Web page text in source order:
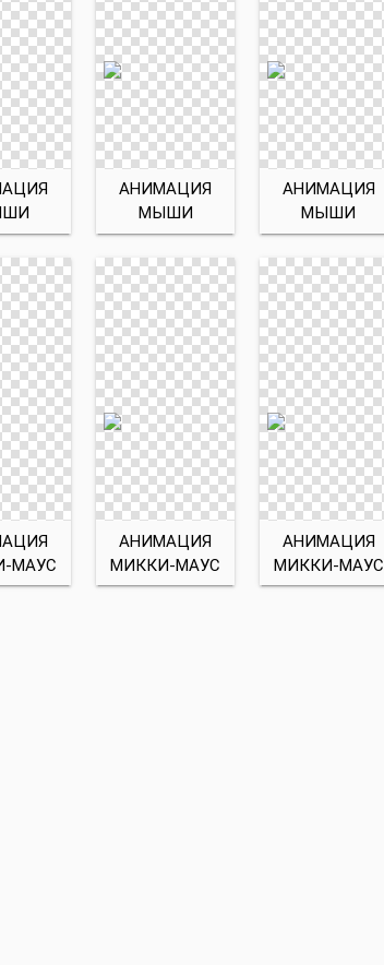
АНИМАЦИЯ
МЫШИ
АНИМАЦИЯ
МЫШИ
МАУС
АНИМАЦИЯ
МИККИ-МАУС
АНИМАЦИЯ
МИККИ-МАУС